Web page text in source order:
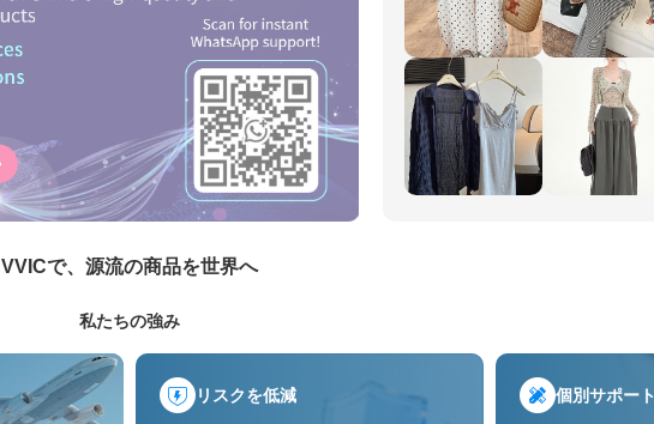
VVICで、源流の商品を世界へ
私たちの強み
リスクを低減 個別サポート